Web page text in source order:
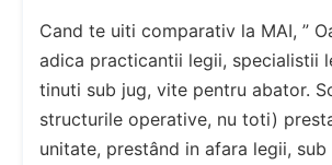
Cand te uiti comparativ la MAI, ”
adica practicantii legii, specialistii
tinuti sub jug, vite pentru abator.
structurile operative, nu toti)
unitate, prestând in afara legii, sub